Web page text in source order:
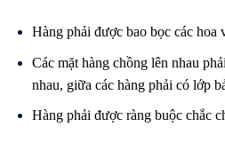
Hàng phải được bao bọc các
Các mặt hàng chồng lên nhau
nhau, giữa các hàng phải có lớp
Hàng phải được ràng buộc chắc